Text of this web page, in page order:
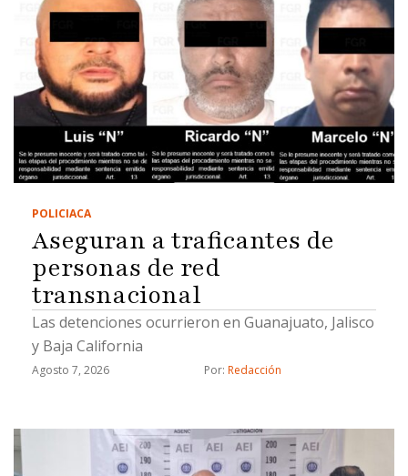
POLICIACA
Aseguran a traficantes de
personas de red
transnacional
Las detenciones ocurrieron en Guanajuato, Jalisco
y Baja California
Agosto 7, 2026 Por: Redacción